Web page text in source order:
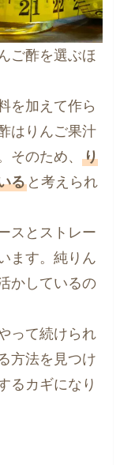
ご酢を選ぶほ
を加えて作ら
はりんご果汁
そのため、り
る と考えられ
スとストレー
ます。純りん
かしているの
って続けられ
方法を見つけ
るカギになり